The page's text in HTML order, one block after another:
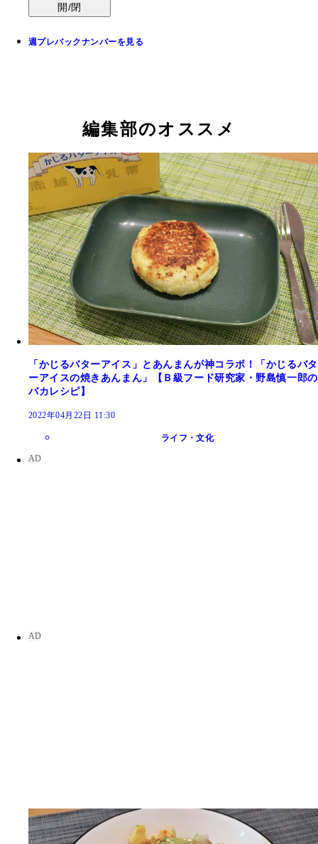
開/閉
週プレバックナンバーを見る
編集部のオススメ
「かじるバターアイス」とあんまんが神コラボ！「かじるバタ
ーアイスの焼きあんまん」【Ｂ級フード研究家・野島慎一郎の
バカレシピ】
2022年04月22日 11:30
ライフ・文化